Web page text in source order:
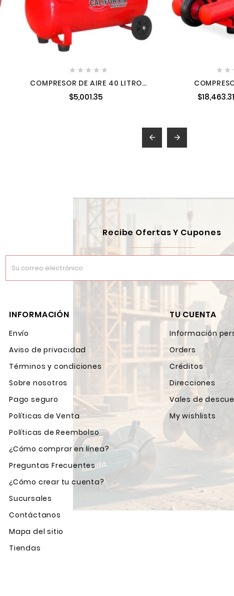
    
COMPRESOR DE AIRE 40 LITROS
1 HP 110 V CALIFORNIA
$5,001.35
 
GASOLINA 38
$18,463.31
 
Recibe Ofertas Y Cupones
INFORMACIÓN
Envío
Aviso de privacidad
Términos y condiciones
Sobre nosotros
Pago seguro
Políticas de Venta
Políticas de Reembolso
¿Cómo comprar en línea?
Preguntas Frecuentes
¿Cómo crear tu cuenta?
Sucursales
Contáctanos
Mapa del sitio
Tiendas
TU CUENTA
Información
Orders
Créditos
Direcciones
Vales de
My wishlists